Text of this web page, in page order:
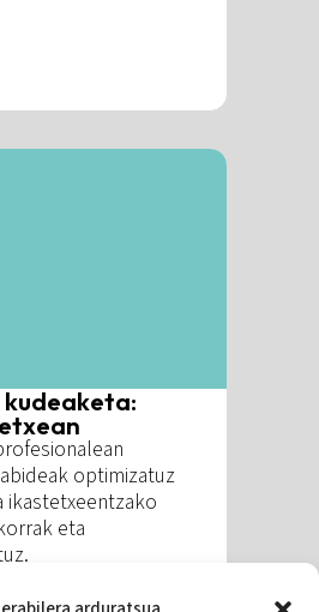
kudeaketa:
optimizatuz
ikastetxeentzako
eta